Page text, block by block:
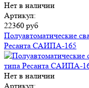
Нет в наличии
Артикул:
22360 руб
Полуавтоматические
Ресанта САИПА-165
Нет в наличии
Артикул: